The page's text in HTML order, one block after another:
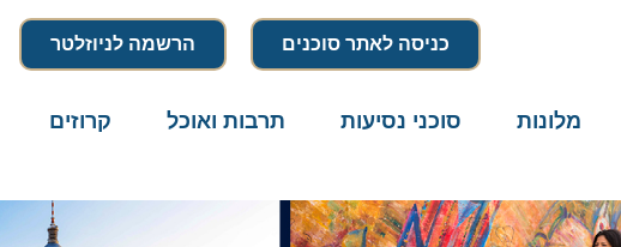
כניסה לאתר סוכנים הרשמה לניוזלטר
מלונות סוכני נסיעות תרבות ואוכל קרוזים